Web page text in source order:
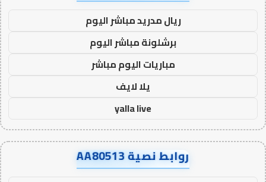
ريال مدريد مباشر اليوم
برشلونة مباشر اليوم
مباريات اليوم مباشر
يلا لايف
yalla live
روابط نصية AA80513